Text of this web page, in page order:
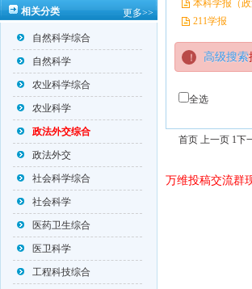
相关分类 更多>>
自然科学综合
自然科学
农业科学综合
农业科学
政法外交综合
政法外交
社会科学综合
社会科学
医药卫生综合
医卫科学
工程科技综合
本科学报（政
211学报
高级搜索
全选
首页 上一页 1下
万维投稿交流群